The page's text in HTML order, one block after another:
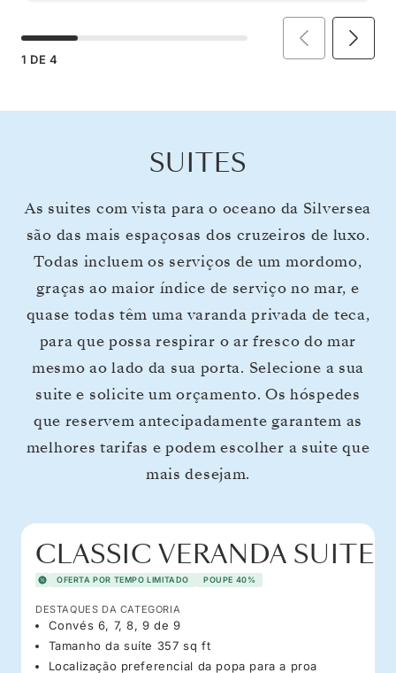
1 DE 4
SUITES
As suites com vista para o oceano da Silversea
são das mais espaçosas dos cruzeiros de luxo.
Todas incluem os serviços de um mordomo,
graças ao maior índice de serviço no mar, e
quase todas têm uma varanda privada de teca,
para que possa respirar o ar fresco do mar
mesmo ao lado da sua porta. Selecione a sua
suite e solicite um orçamento. Os hóspedes
que reservem antecipadamente garantem as
melhores tarifas e podem escolher a suite que
mais desejam.
CLASSIC VERANDA SUITE
OFERTA POR TEMPO LIMITADO POUPE 40%
DESTAQUES DA CATEGORIA
Convés 6, 7, 8, 9 de 9
Tamanho da suíte 357 sq ft
Localização preferencial da popa para a proa